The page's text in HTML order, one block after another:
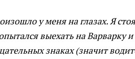
у меня на глазах. Я
выехать на Варварку
знаках (значит